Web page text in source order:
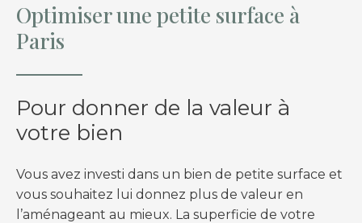
Optimiser une petite surface à
Paris
Pour donner de la valeur à
votre bien
Vous avez investi dans un bien de petite surface et
vous souhaitez lui donnez plus de valeur en
l’aménageant au mieux. La superficie de votre